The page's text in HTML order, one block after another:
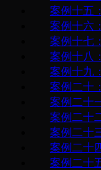
案例十五
案例十六
案例十七
案例十八
案例十九
案例二十
案例二十
案例二十
案例二十
案例二十
案例二十